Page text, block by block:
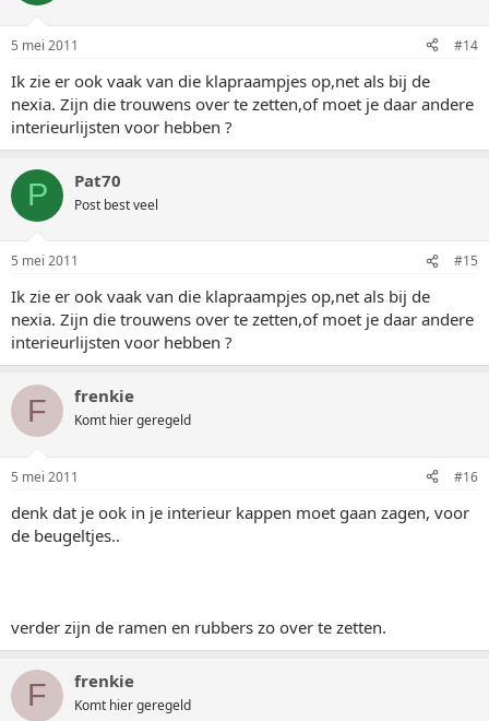
5 mei 2011 #14
Ik zie er ook vaak van die klapraampjes op,net als bij de
nexia. Zijn die trouwens over te zetten,of moet je daar andere
interieurlijsten voor hebben ?
P Pat70
Post best veel
5 mei 2011 #15
Ik zie er ook vaak van die klapraampjes op,net als bij de
nexia. Zijn die trouwens over te zetten,of moet je daar andere
interieurlijsten voor hebben ?
F frenkie
Komt hier geregeld
5 mei 2011 #16
denk dat je ook in je interieur kappen moet gaan zagen, voor
de beugeltjes..
verder zijn de ramen en rubbers zo over te zetten.
F frenkie
Komt hier geregeld